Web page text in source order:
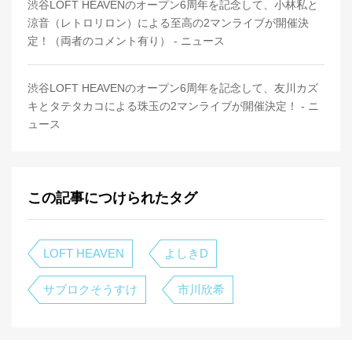
渋谷LOFT HEAVENのオープン6周年を記念して、小林私と
涼音（レトロリロン）による至高の2マンライブが開催決
定！（両者のコメント有り） - ニュース
渋谷LOFT HEAVENのオープン6周年を記念して、友川カズ
キとタテタカコによる珠玉の2マンライブが開催決定！ - ニ
ュース
この記事につけられたタグ
LOFT HEAVEN よしきD
サブロクそうすけ 市川欣希